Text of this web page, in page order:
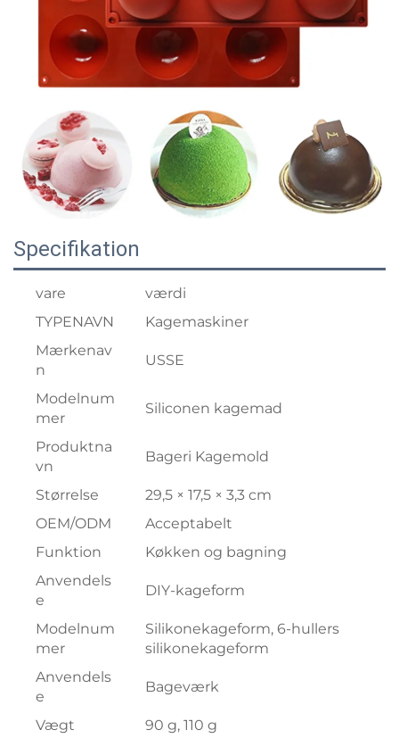
Specifikation
vare
værdi
TYPENAVN
Kagemaskiner
Mærkenav
n
USSE
Modelnum
mer
Siliconen kagemad
Produktna
vn
Bageri Kagemold
Størrelse
29,5 × 17,5 × 3,3 cm
OEM/ODM
Acceptabelt
Funktion
Køkken og bagning
Anvendels
e
DIY-kageform
Modelnum
mer
Silikonekageform, 6-hullers
silikonekageform
Anvendels
e
Bageværk
Vægt 90 g, 110 g